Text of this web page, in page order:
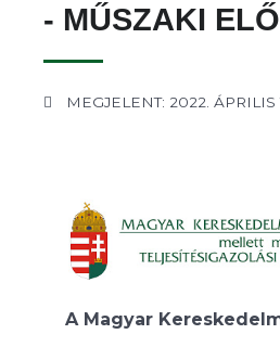
- MŰSZAKI
MEGJELENT: 2022. ÁPRILIS
A Magyar